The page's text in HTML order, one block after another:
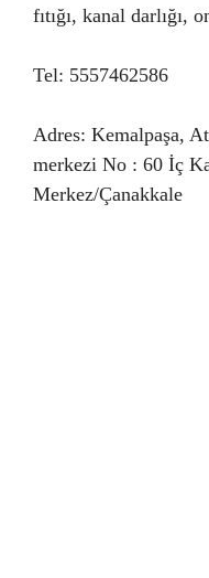
fıtığı, kanal darlığı,
Tel: 5557462586
Adres: Kemalpaşa,
merkezi No : 60 İç
Merkez/Çanakkale